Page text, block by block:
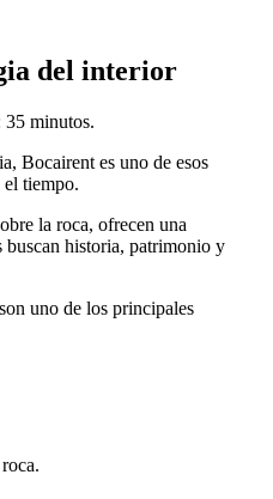
del interior
minutos.
Bocairent es uno de esos
el tiempo.
la roca, ofrecen una
buscan historia, patrimonio y
uno de los principales